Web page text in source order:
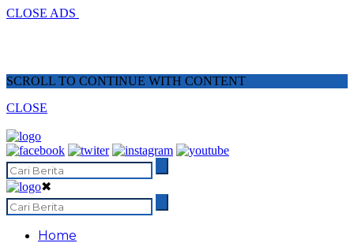
CLOSE ADS
SCROLL TO CONTINUE WITH CONTENT
CLOSE
✖
Home